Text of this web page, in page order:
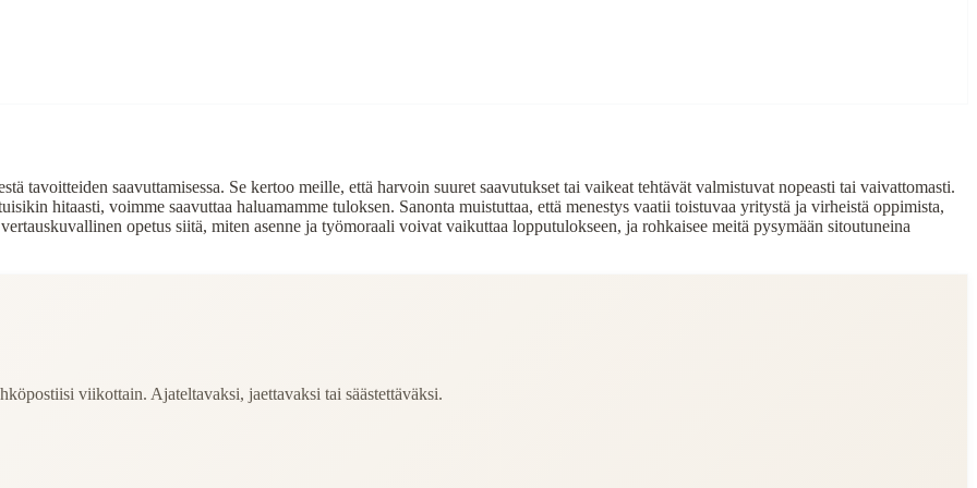
tavoitteiden saavuttamisessa. Se kertoo meille, että harvoin suuret saavutukset tai vaikeat tehtävät valmistuvat nopeasti tai vaivattomasti.
hitaasti, voimme saavuttaa haluamamme tuloksen. Sanonta muistuttaa, että menestys vaatii toistuvaa yritystä ja virheistä oppimista,
opetus siitä, miten asenne ja työmoraali voivat vaikuttaa lopputulokseen, ja rohkaisee meitä pysymään sitoutuneina
viikottain. Ajateltavaksi, jaettavaksi tai säästettäväksi.